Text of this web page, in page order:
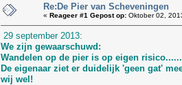
Re:De Pier van Scheveningen
« Reageer #1 Gepost op: Oktober 02,
29 september 2013:
We zijn gewaarschuwd:
Wandelen op de pier is op eigen
De eigenaar ziet er duidelijk 'geen gat'
wij wel!